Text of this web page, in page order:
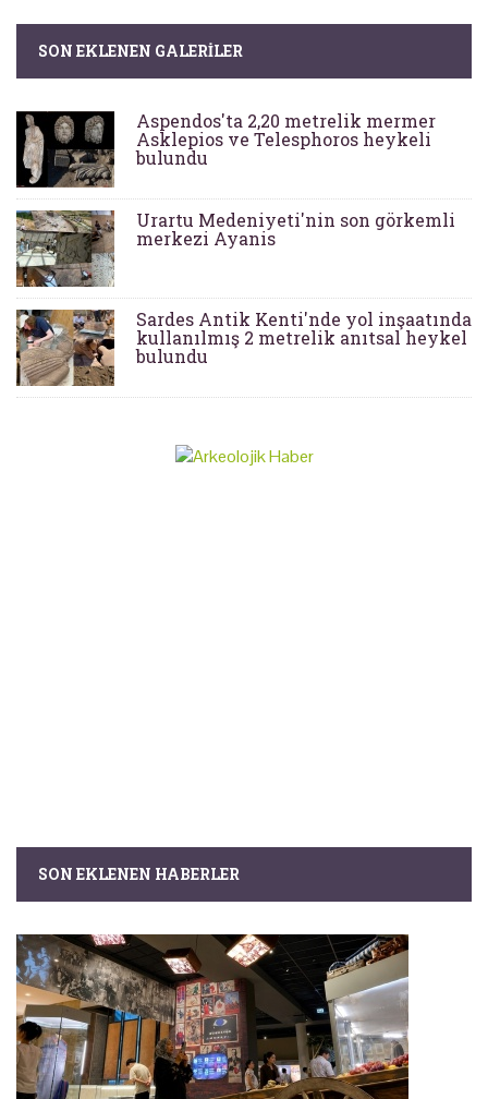
SON EKLENEN GALERILER
Aspendos'ta 2,20 metrelik mermer
Asklepios ve Telesphoros heykeli
bulundu
Urartu Medeniyeti'nin son görkemli
merkezi Ayanis
Sardes Antik Kenti'nde yol inşaatında
kullanılmış 2 metrelik anıtsal heykel
bulundu
SON EKLENEN HABERLER